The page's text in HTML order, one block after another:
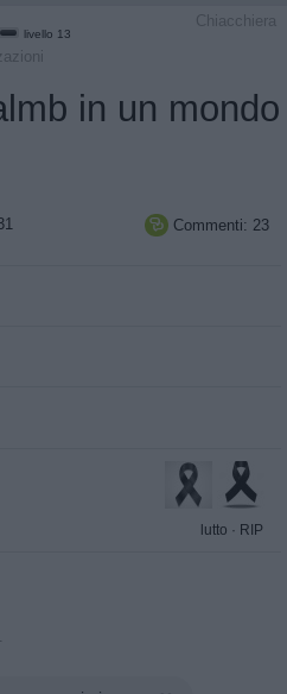
Chiacchiera
livello 13
in un mondo
 Commenti: 23
lutto · RIP